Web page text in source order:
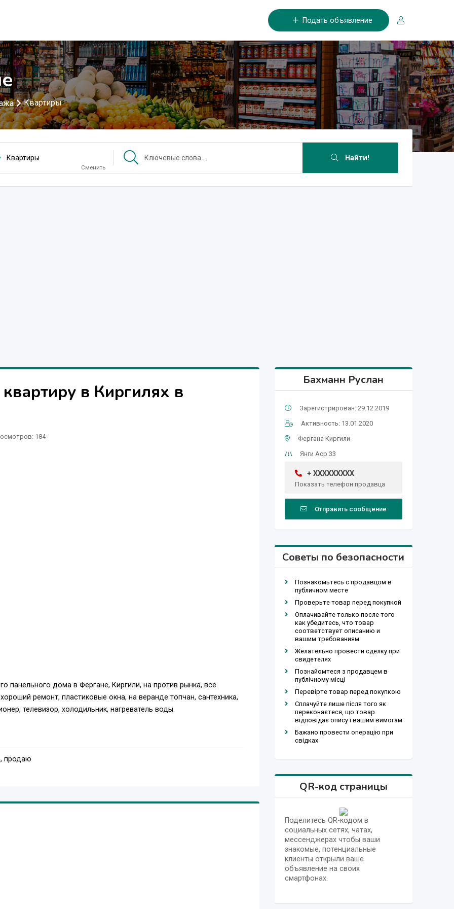
Подать объявление
Квартиры
Квартиры
Сменить
Найти!
в Киргилях в
184
панельного дома в Фергане, Киргили, на против рынка, все
ремонт, пластиковые окна, на веранде топчан, сантехника,
телевизор, холодильник, нагреватель воды.
продаю
Бахманн Руслан
Зарегистрирован: 29.12.2019
Активность: 13.01.2020
Фергана Киргили
Янги Аср 33
+ XXXXXXXXX
Показать телефон продавца
Отправить сообщение
Советы по безопасности
Познакомьтесь с продавцом в
публичном месте
Проверьте товар перед покупкой
Оплачивайте только после того
как убедитесь, что товар
соответствует описанию и
вашим требованиям
Желательно провести сделку при
свидетелях
Познайомтеся з продавцем в
публічному місці
Перевірте товар перед покупкою
Сплачуйте лише після того як
переконаєтеся, що товар
відповідає опису і вашим вимогам
Бажано провести операцію при
свідках
QR-код страницы
Поделитесь QR-кодом в
социальных сетях, чатах,
мессенджерах чтобы ваши
знакомые, потенциальные
клиенты открыли ваше
объявление на своих
смартфонах.